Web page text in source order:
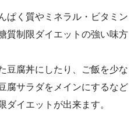
ぱく質やミネラル・ビタミン
質制限ダイエットの強い味方
豆腐丼にしたり、ご飯を少な
腐サラダをメインにするなど
ダイエットが出来ます。